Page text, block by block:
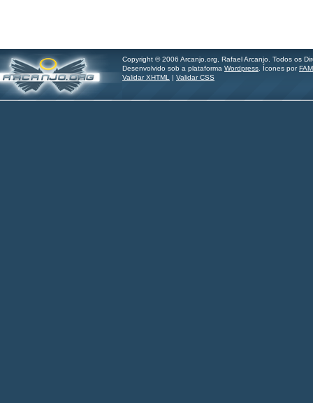
Hilder Santos - imagine.
Copyright © 2006 Arcanjo.org, Rafael Arcanjo. Todos os
Desenvolvido sob a plataforma Wordpress . Ícones por
Validar XHTML
| Validar CSS